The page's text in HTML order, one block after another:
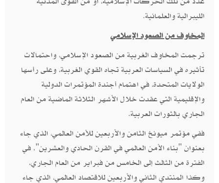
الليبرالية والعلمانية‮.‬
المخاوف من الصعود الإسلامي
ترجمت المخاوف الغربية من الصعود الإسلامي،‮ ‬واحتمالات
تأثيره في السياسات العربية تجاه القوي الغربية،‮ ‬وعلى رأسها
الولايات المتحدة،‮ ‬في اهتمام أجندة المؤتمرات الدولية
والإقليمية التي عقدت خلال الأشهر الثلاثة الماضية من العام
الجاري بالثورات العربية‮. ‬
ففي مؤتمر ميونخ الثامن والأربعين للأمن العالمي،‮ ‬الذي جاء
بعنوان‮ "‬بناء الأمن العالمي في القرن الحادي والعشرين‮"‬،‮ ‬في
الفترة من الثالث إلى الخامس من فبراير من العام الجاري،
وكذا المنتدي الثاني والأربعين للاقتصاد العالمي،‮ ‬الذي جاء